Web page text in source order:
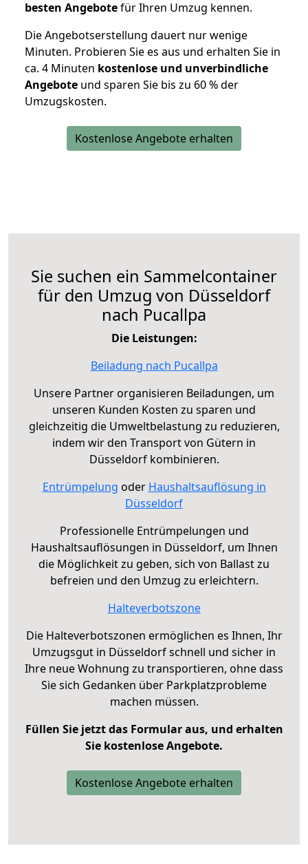
besten Angebotefür Ihren Umzug kennen.
Die Angebotserstellung dauert nur wenige
Minuten. Probieren Sie es aus und erhalten Sie in
ca. 4 Minuten kostenlose und unverbindliche
Angebote und sparen Sie bis zu 60 % der
Umzugskosten.
Kostenlose Angebote erhalten
Sie suchen ein Sammelcontainer
für den Umzug von Düsseldorf
nach Pucallpa
Die Leistungen:
Beiladung nach Pucallpa
Unsere Partner organisieren Beiladungen, um
unseren Kunden Kosten zu sparen und
gleichzeitig die Umweltbelastung zu reduzieren,
indem wir den Transport von Gütern in
Düsseldorf kombinieren.
Entrümpelung oder Haushaltsauflösung in
Düsseldorf
Professionelle Entrümpelungen und
Haushaltsauflösungen in Düsseldorf, um Ihnen
die Möglichkeit zu geben, sich von Ballast zu
befreien und den Umzug zu erleichtern.
Halteverbotszone
Die Halteverbotszonen ermöglichen es Ihnen, Ihr
Umzugsgut in Düsseldorf schnell und sicher in
Ihre neue Wohnung zu transportieren, ohne dass
Sie sich Gedanken über Parkplatzprobleme
machen müssen.
Füllen Sie jetzt das Formular aus, und erhalten
Sie kostenlose Angebote.
Kostenlose Angebote erhalten